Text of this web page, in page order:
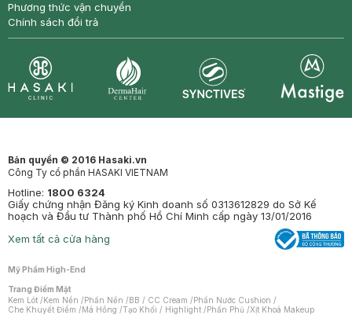
Phương thức vận chuyển
Chính sách đổi trả
Bản quyền © 2016 Hasaki.vn
Công Ty cổ phần HASAKI VIETNAM
Hotline: 1800 6324
Giấy chứng nhận Đăng ký Kinh doanh số 0313612829 do Sở Kế
hoạch và Đầu tư Thành phố Hồ Chí Minh cấp ngày 13/01/2016
Xem tất cả cửa hàng
Mỹ Phẩm High-End
Trang Điểm Mặt
Kem Lót /Kem Nền /Phấn Nền /BB / CC Cream /Phấn Nước Cushion /
Che Khuyết Điểm /Má Hồng /Tạo Khối / Highlight /Phấn Phủ /Xịt Khoá Makeup